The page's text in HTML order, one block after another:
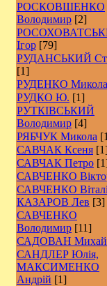
РОCКОВШЕНКО
Володимир [2]
Ігор [79]
РУДАНСЬКИЙ
[1]
РУДЕНКО Микола
РУДКО Ю. [1]
РУТКІВСЬКИЙ
Володимир [4]
РЯБЧУК Микола
САВЧАК Ксеня
САВЧАК Петро
САВЧЕНКО
САВЧЕНКО
КАЗАРОВ Лев [3]
САВЧЕНКО
Володимир [11]
САДОВАН
САНДЛЕР Юлія,
МАКСИМЕНКО
Андрій [1]